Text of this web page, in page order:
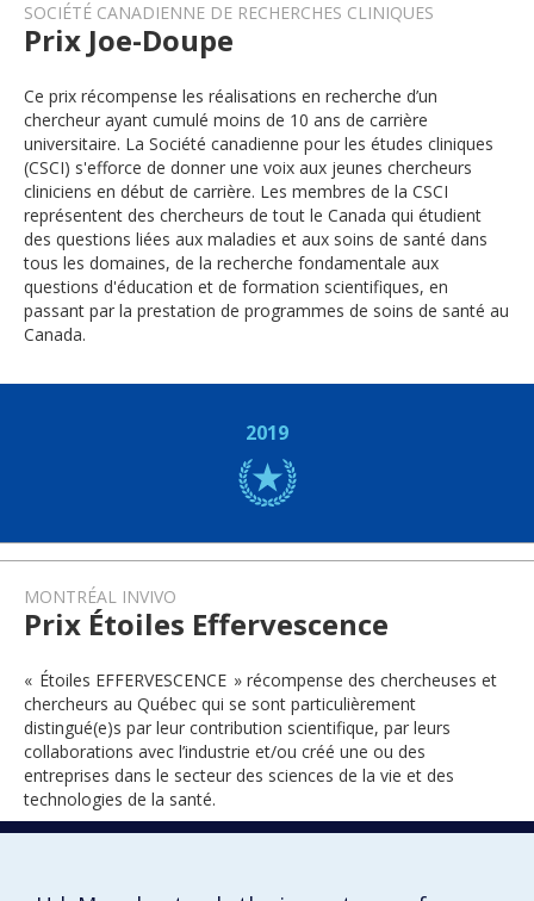
SOCIÉTÉ CANADIENNE DE RECHERCHES CLINIQUES
Prix Joe-Doupe
Ce prix récompense les réalisations en recherche d’un
chercheur ayant cumulé moins de 10 ans de carrière
universitaire. La Société canadienne pour les études cliniques
(CSCI) s'efforce de donner une voix aux jeunes chercheurs
cliniciens en début de carrière. Les membres de la CSCI
représentent des chercheurs de tout le Canada qui étudient
des questions liées aux maladies et aux soins de santé dans
tous les domaines, de la recherche fondamentale aux
questions d'éducation et de formation scientifiques, en
passant par la prestation de programmes de soins de santé au
Canada.
2019
MONTRÉAL INVIVO
Prix Étoiles Effervescence
« Étoiles EFFERVESCENCE » récompense des chercheuses et
chercheurs au Québec qui se sont particulièrement
distingué(e)s par leur contribution scientifique, par leurs
collaborations avec l’industrie et/ou créé une ou des
entreprises dans le secteur des sciences de la vie et des
technologies de la santé.